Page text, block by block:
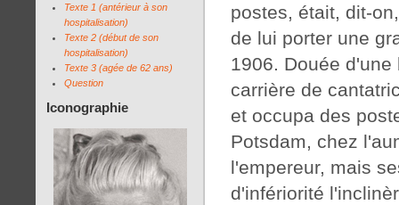
Texte 1 (antérieur à son
hospitalisation)
Texte 2 (début de son
hospitalisation)
Texte 3 (agée de 62 ans)
Question
Iconographie
postes, était, dit-
de lui porter une
1906. Douée
carrière de
et occupa des
Potsdam, chez
l'empereur, mais
d'infériorité